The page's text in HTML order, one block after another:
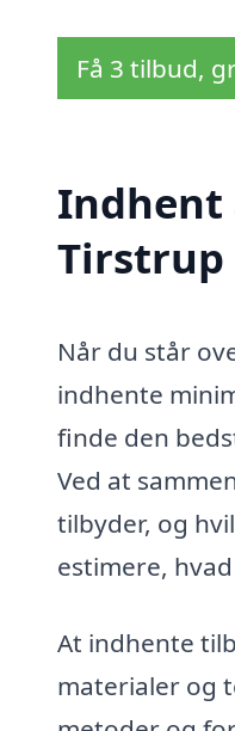
Få 3 tilbud,
Tirstrup
Når du står
indhente
finde den
Ved at
tilbyder, og
estimere,
At indhente
materialer og